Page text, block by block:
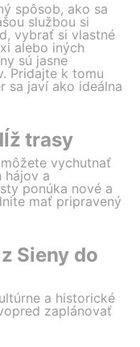
spôsob, ako sa
službou si
vybrať si vlastné
alebo iných
sú jasne
Pridajte k tomu
sa javí ako ideálna
trasy
vychutnať
hájov a
ponúka nové a
mať pripravený
Sieny do
a historické
zaplánovať